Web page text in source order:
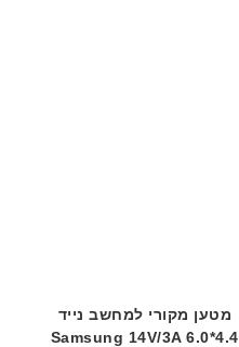
מטען מקורי למחשב נייד
Samsung 14V/3A 6.0*4.4